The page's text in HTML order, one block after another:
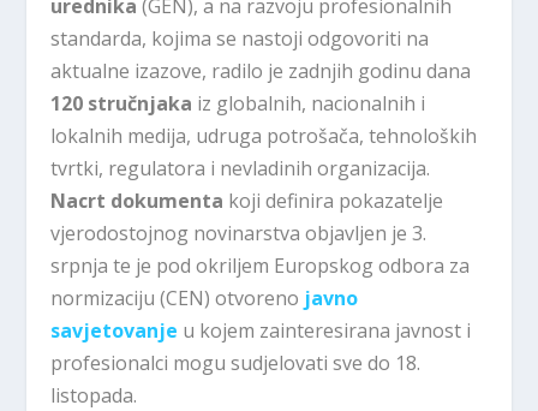
urednika (GEN), a na razvoju profesionalnih
standarda, kojima se nastoji odgovoriti na
aktualne izazove, radilo je zadnjih godinu dana
120 stručnjaka iz globalnih, nacionalnih i
lokalnih medija, udruga potrošača, tehnoloških
tvrtki, regulatora i nevladinih organizacija.
Nacrt dokumenta koji definira pokazatelje
vjerodostojnog novinarstva objavljen je 3.
srpnja te je pod okriljem Europskog odbora za
normizaciju (CEN) otvoreno javno
savjetovanje u kojem zainteresirana javnost i
profesionalci mogu sudjelovati sve do 18.
listopada.